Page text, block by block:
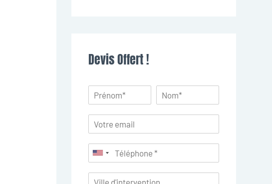
Devis Offert !